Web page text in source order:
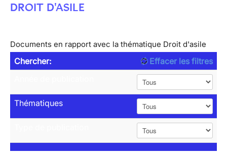
DROIT D'ASILE
Documents en rapport avec la thématique Droit d'asile
Chercher:
Effacer les filtres
Thématiques